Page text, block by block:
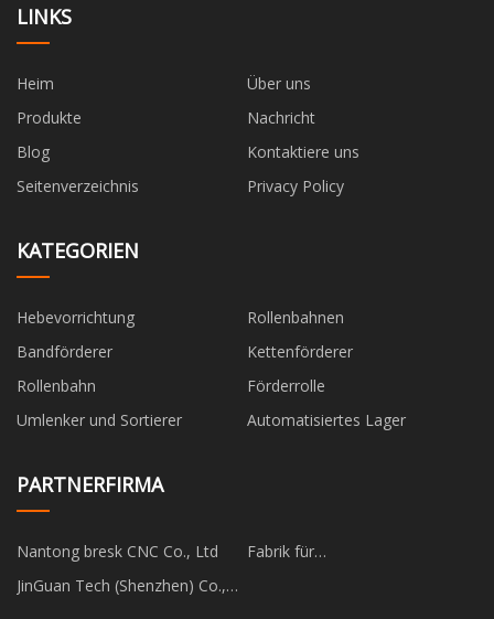
LINKS
Heim
Über uns
Produkte
Nachricht
Blog
Kontaktiere uns
Seitenverzeichnis
Privacy Policy
KATEGORIEN
Hebevorrichtung
Rollenbahnen
Bandförderer
Kettenförderer
Rollenbahn
Förderrolle
Umlenker und Sortierer
Automatisiertes Lager
PARTNERFIRMA
Nantong bresk CNC Co., Ltd
Fabrik für
JinGuan Tech (Shenzhen) Co.,